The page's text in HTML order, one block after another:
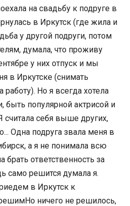
на свадьбу к подруге в
в Иркутск (где жила и
у другой подруги, потом
думала, что проживу
у них отпуск и мы
в Иркутске (снимать
работу). Но я всегда хотела
быть популярной актрисой и
считала себя выше других,
Одна подруга звала меня в
а я не понимала всю
брать ответственность за
само решится думала я.
в Иркутск к
ничего не решилось,